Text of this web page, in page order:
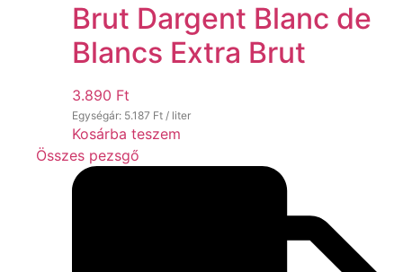
Brut Dargent Blanc de
Blancs Extra Brut
3.890 Ft
Egységár: 5.187 Ft / liter
Kosárba teszem
Összes pezsgő